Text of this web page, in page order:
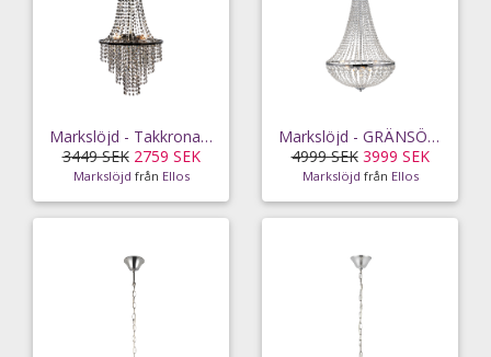
Markslöjd - Takkrona ALLINGTON 3L - Svart
3449 SEK 2759 SEK
Markslöjd från Ellos
Markslöjd - GRÄNSÖ Krona 3L Krom/MC - Krom
4999 SEK 3999 SEK
Markslöjd från Ellos